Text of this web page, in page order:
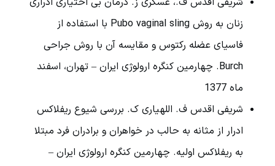
زنان به روش Pubo vaginal sling با استفاده از
فاسیای عضله رکتوس و مقایسه آن با روش جراحی
Burch. چهارمین کنگره ارولوژی ایران – تهران، اسفند
ماه 1377
شریفی اقدس ف. اللهیاری ک. بررسی شیوع ریفلاکس
ادرار از مثانه به حالب در خواهران و برادران فرد مبتلا
به ریفلاکس اولیه. چهارمین کنگره ارولوژی ایران –